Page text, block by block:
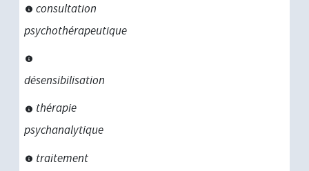
consultation
psychothérapeutique
désensibilisation
thérapie
psychanalytique
traitement